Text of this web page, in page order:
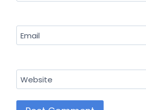
Email
Website